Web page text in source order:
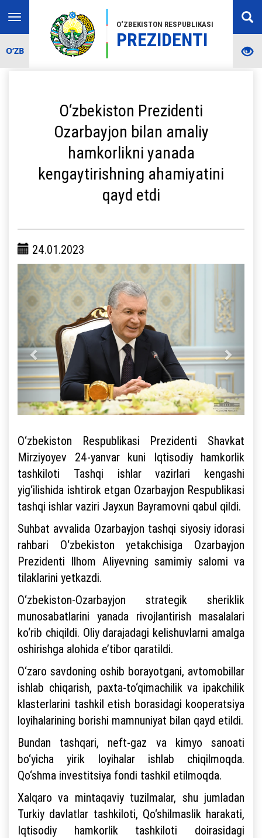
O‘ZBEKISTON RESPUBLIKASI
PREZIDENTI
Toggle
navigation
O‘ZB
O‘zbekiston Prezidenti
Ozarbayjon bilan amaliy
hamkorlikni yanada
kengaytirishning ahamiyatini
qayd etdi
24.01.2023
O‘zbekiston Respublikasi Prezidenti Shavkat
Mirziyoyev 24-yanvar kuni Iqtisodiy hamkorlik
tashkiloti Tashqi ishlar vazirlari kengashi
yig‘ilishida ishtirok etgan Ozarbayjon Respublikasi
tashqi ishlar vaziri Jayxun Bayramovni qabul qildi.
Suhbat avvalida Ozarbayjon tashqi siyosiy idorasi
rahbari O‘zbekiston yetakchisiga Ozarbayjon
Prezidenti Ilhom Aliyevning samimiy salomi va
tilaklarini yetkazdi.
O‘zbekiston-Ozarbayjon strategik sheriklik
munosabatlarini yanada rivojlantirish masalalari
ko‘rib chiqildi. Oliy darajadagi kelishuvlarni amalga
oshirishga alohida e’tibor qaratildi.
O‘zaro savdoning oshib borayotgani, avtomobillar
ishlab chiqarish, paxta-to‘qimachilik va ipakchilik
klasterlarini tashkil etish borasidagi kooperatsiya
loyihalarining borishi mamnuniyat bilan qayd etildi.
Bundan tashqari, neft-gaz va kimyo sanoati
bo‘yicha yirik loyihalar ishlab chiqilmoqda.
Qo‘shma investitsiya fondi tashkil etilmoqda.
Xalqaro va mintaqaviy tuzilmalar, shu jumladan
Turkiy davlatlar tashkiloti, Qo‘shilmaslik harakati,
Iqtisodiy hamkorlik tashkiloti doirasidagi